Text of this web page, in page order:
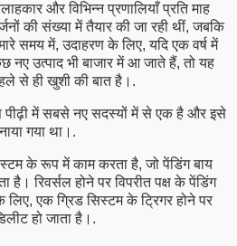
और विभिन्न प्रणालियाँ प्रति माह
की संख्या में तैयार की जा रही थीं, जबकि
समय में, उदाहरण के लिए, यदि एक वर्ष में
नए उत्पाद भी बाजार में आ जाते हैं, तो यह
से ही खुशी की बात है।.
पीढ़ी में सबसे नए सदस्यों में से एक है और इसे
गया था।.
के रूप में काम करता है, जो पेंडिंग बाय
रिवर्सल होने पर विपरीत पक्ष के पेंडिंग
लिए, एक ग्रिड सिस्टम के ट्रिगर होने पर
हो जाता है।.